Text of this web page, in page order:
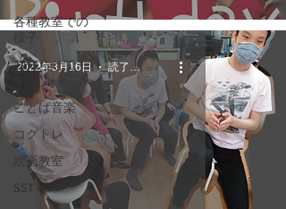
各種教室での
お知らせで
ことば音楽
コグトレ
絵画教室
2022年3月16日 読了時間: 1分